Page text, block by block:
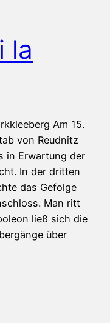
la
Am 15.
von Reudnitz
in Erwartung der
In der dritten
das Gefolge
Man ritt
ließ sich die
über